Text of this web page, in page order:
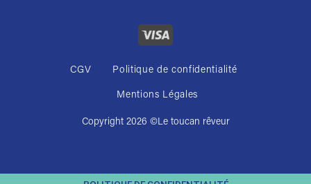
CGV Politique de confidentialité
Mentions Légales
Copyright 2026 ©Le toucan rêveur